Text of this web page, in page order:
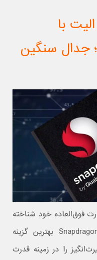
مقایسه اسنپدراگون 8 الیت با
اسنپدراگون 8s نسل‌ 4؛ جدال سنگین
قدرت فوق‌العاده خود شناخته
می‌شوند. در حال حاضر Snapdragon 8 Elite بهترین گزینه
را در زمینه قدرت